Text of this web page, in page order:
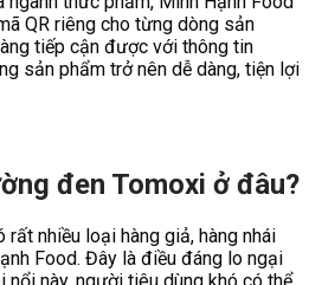
QR riêng cho từng dòng sản
tiếp cận được với thông tin
sản phẩm trở nên dễ dàng, tiện lợi
đen Tomoxi ở đâu?
rất nhiều loại hàng giả, hàng nhái
Food. Đây là điều đáng lo ngại